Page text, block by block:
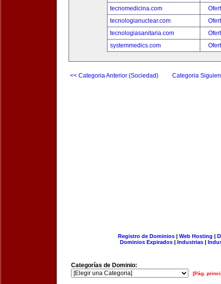
tecnomedicina.com
tecnologianuclear.com
tecnologiasanitaria.com
systemmedics.com
<< Categoria Anterior (Sociedad) Categoria
Registro de Dominios| Web Hosting |
Dominios Expirados | Industrias |
Categorías de Dominio:
[Pág.